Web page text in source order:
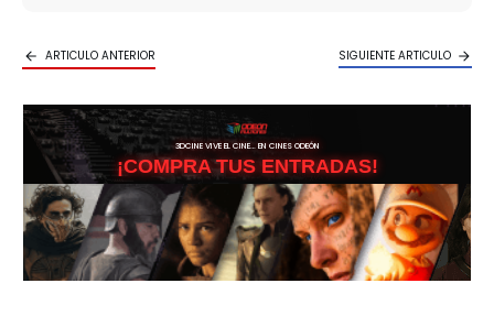
ARTICULO ANTERIOR SIGUIENTE ARTICULO
3DCINE VIVE EL CINE… EN CINES ODEÓN
¡COMPRA TUS ENTRADAS!